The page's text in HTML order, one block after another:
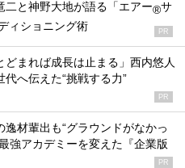
二と神野大地が語る「エアー®サ
ィショニング術 PR
どまれば成長は止まる」西内悠人
へ伝えた“挑戦する力”
PR
逸材輩出も“グラウンドがなかっ
強アカデミーを変えた『企業版
PR